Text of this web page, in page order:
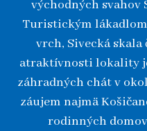
východných svahov
Turistickým
vrch, Sivecká
atraktívnosti lokality
záhradných chát v
záujem najmä
rodinných